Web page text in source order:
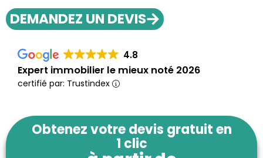
DEMANDEZ UN DEVIS
4.8
Expert immobilier le mieux noté 2026
certifié par: Trustindex
Obtenez votre devis gratuit en
1 clic